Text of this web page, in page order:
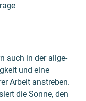
auch in der allge­
und eine
Arbeit anstre­ben.
die Sonne, den